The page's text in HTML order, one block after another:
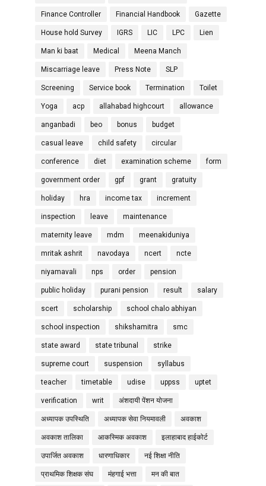
Finance Controller Financial Handbook Gazette
House hold Survey IGRS LIC LPC Lien
Man ki baat Medical Meena Manch
Miscarriage leave Press Note SLP
Screening Service book Termination Toilet
Yoga acp allahabad highcourt allowance
anganbadi beo bonus budget
casual leave child safety circular
conference diet examination scheme form
government order gpf grant gratuity
holiday hra income tax increment
inspection leave maintenance
maternity leave mdm meenakiduniya
mritak ashrit navodaya ncert ncte
niyamavali nps order pension
public holiday purani pension result salary
scert scholarship school chalo abhiyan
school inspection shikshamitra smc
state award state tribunal strike
supreme court suspension syllabus
teacher timetable udise uppss uptet
verification writ अंशदायी पेंशन योजना
अध्यापक उपस्थिति अध्यापक सेवा नियमावली अवकाश
अवकाश तालिका आकस्मिक अवकाश इलाहाबाद हाईकोर्ट
उपार्जित अवकाश धारणाधिकार नई शिक्षा नीति
प्राथमिक शिक्षक संघ मंहगाई भत्ता मन की बात